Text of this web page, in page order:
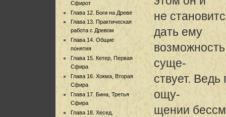
Сфирот
Глава 12. Боги на Древе
Глава 13. Практическая
работа с Древом
Глава 14. Общие
понятия
Глава 15. Кетер, Первая
Сфира
Глава 16. Хокма, Вторая
Сфира
Глава 17. Бина, Третья
Сфира
Глава 18. Хесед,
не
дать ему
суще-
ствует. Ведь
ощу-
щении